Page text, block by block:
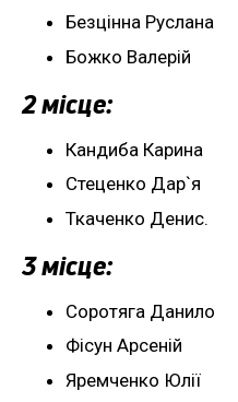
Безцінна Руслана
Божко Валерій
2 місце:
Кандиба Карина
Стеценко Дар`я
Ткаченко Денис.
3 місце:
Соротяга Данило
Фісун Арсеній
Яремченко Юлії